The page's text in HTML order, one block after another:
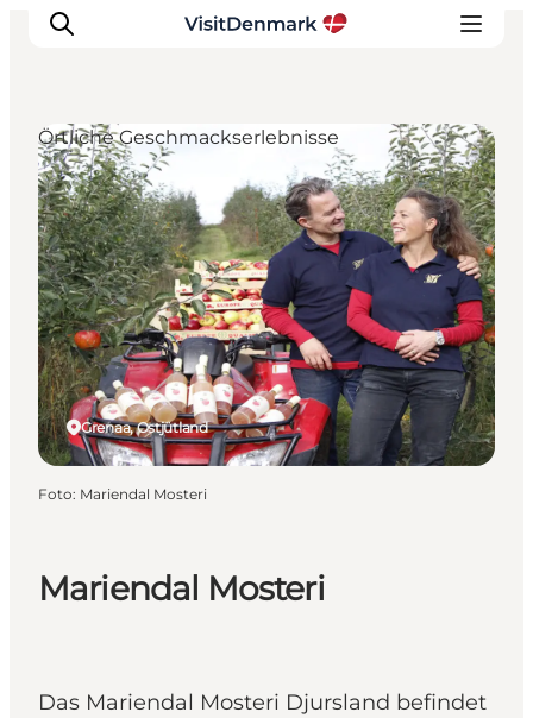
Inspiration
Regionen
Erlebnisse
Unterkünfte
Reiseplanung
Mariendal Mosteri
Das Mariendal Mosteri Djursland befindet
Grenaa, Ostjütland
Örtliche Geschmackserlebnisse
Foto: Mariendal Mosteri